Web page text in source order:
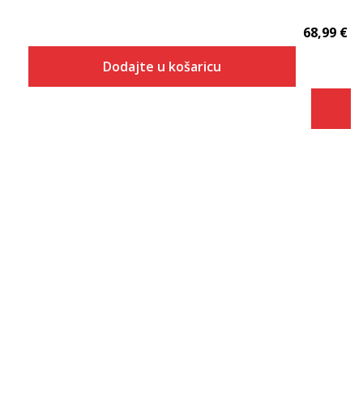
Dodajte u košaricu
68,99 €